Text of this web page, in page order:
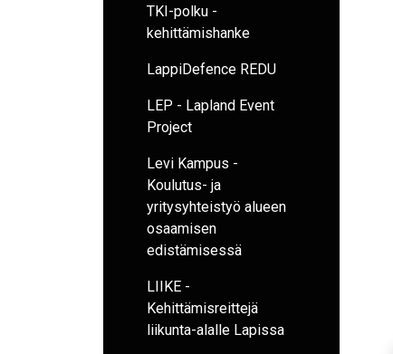
TKI-polku -
kehittämishanke
LappiDefence REDU
LEP - Lapland Event
Project
Levi Kampus -
Koulutus- ja
yritysyhteistyö alueen
osaamisen
edistämisessä
LIIKE -
Kehittämisreittejä
liikunta-alalle Lapissa